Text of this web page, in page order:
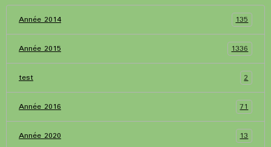
Année 2014 135
Année 2015 1336
test 2
Année 2016 71
Année 2020 13